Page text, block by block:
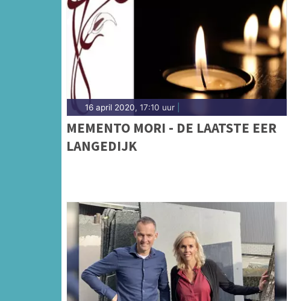
16 april 2020, 17:10 uur
MEMENTO MORI - DE LAATSTE EER
LANGEDIJK